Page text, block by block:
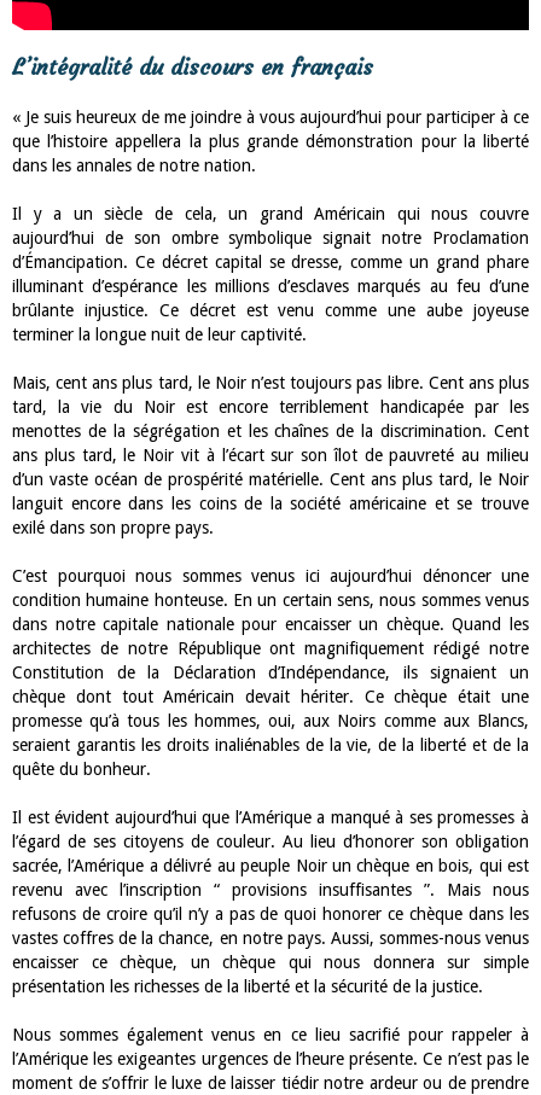
L’intégralité du discours en français
« Je suis heureux de me joindre à vous aujourd’hui pour participer à ce
que l’histoire appellera la plus grande démonstration pour la liberté
dans les annales de notre nation.
Il y a un siècle de cela, un grand Américain qui nous couvre
aujourd’hui de son ombre symbolique signait notre Proclamation
d’Émancipation. Ce décret capital se dresse, comme un grand phare
illuminant d’espérance les millions d’esclaves marqués au feu d’une
brûlante injustice. Ce décret est venu comme une aube joyeuse
terminer la longue nuit de leur captivité.
Mais, cent ans plus tard, le Noir n’est toujours pas libre. Cent ans plus
tard, la vie du Noir est encore terriblement handicapée par les
menottes de la ségrégation et les chaînes de la discrimination. Cent
ans plus tard, le Noir vit à l’écart sur son îlot de pauvreté au milieu
d’un vaste océan de prospérité matérielle. Cent ans plus tard, le Noir
languit encore dans les coins de la société américaine et se trouve
exilé dans son propre pays.
C’est pourquoi nous sommes venus ici aujourd’hui dénoncer une
condition humaine honteuse. En un certain sens, nous sommes venus
dans notre capitale nationale pour encaisser un chèque. Quand les
architectes de notre République ont magnifiquement rédigé notre
Constitution de la Déclaration d’Indépendance, ils signaient un
chèque dont tout Américain devait hériter. Ce chèque était une
promesse qu’à tous les hommes, oui, aux Noirs comme aux Blancs,
seraient garantis les droits inaliénables de la vie, de la liberté et de la
quête du bonheur.
Il est évident aujourd’hui que l’Amérique a manqué à ses promesses à
l’égard de ses citoyens de couleur. Au lieu d’honorer son obligation
sacrée, l’Amérique a délivré au peuple Noir un chèque en bois, qui est
revenu avec l’inscription “ provisions insuffisantes ”. Mais nous
refusons de croire qu’il n’y a pas de quoi honorer ce chèque dans les
vastes coffres de la chance, en notre pays. Aussi, sommes-nous venus
encaisser ce chèque, un chèque qui nous donnera sur simple
présentation les richesses de la liberté et la sécurité de la justice.
Nous sommes également venus en ce lieu sacrifié pour rappeler à
l’Amérique les exigeantes urgences de l’heure présente. Ce n’est pas le
moment de s’offrir le luxe de laisser tiédir notre ardeur ou de prendre